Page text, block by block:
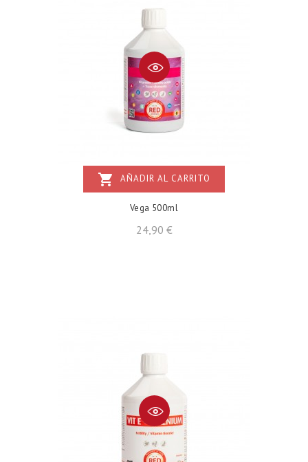
shopping_cart AÑADIR AL CARRITO
Vega 500ml
24,90 €Precio